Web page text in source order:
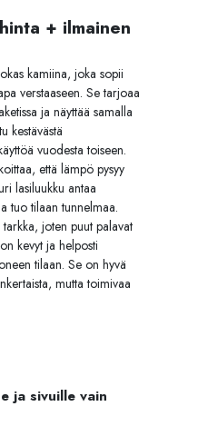
+ ilmainen
kamiina, joka sopii
verstaaseen. Se tarjoaa
ja näyttää samalla
kestävästä
vuodesta toiseen.
että lämpö pysyy
lasiluukku antaa
tuo tilaan tunnelmaa.
joten puut palavat
kevyt ja helposti
tilaan. Se on hyvä
mutta toimivaa
ja sivuille vain